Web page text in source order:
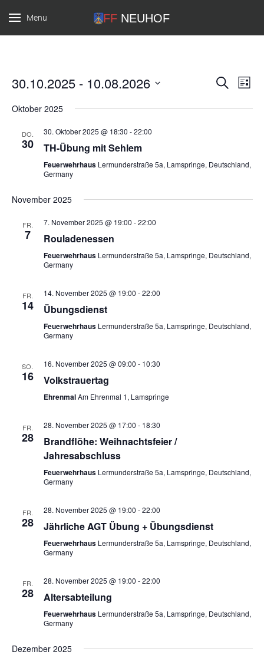
Menu
Suche
Suche
Liste
30.10.2025 - 10.08.2026
wählen.
Oktober 2025
DO.
30
30. Oktober 2025 @ 18:30 -22:00
TH-Übung mit Sehlem
Feuerwehrhaus Lermunderstraße 5a, Lamspringe, Deutschland,
Germany
November 2025
FR.
7
7. November 2025 @ 19:00 -22:00
Rouladenessen
Feuerwehrhaus Lermunderstraße 5a, Lamspringe, Deutschland,
Germany
FR.
14
14. November 2025 @ 19:00 -22:00
Übungsdienst
Feuerwehrhaus Lermunderstraße 5a, Lamspringe, Deutschland,
Germany
SO.
16
16. November 2025 @ 09:00 - 10:30
Volkstrauertag
EhrenmalAm Ehrenmal 1, Lamspringe
FR.
28
28. November 2025 @ 17:00 - 18:30
Brandflöhe: Weihnachtsfeier /
Jahresabschluss
Feuerwehrhaus Lermunderstraße 5a, Lamspringe, Deutschland,
Germany
FR.
28
28. November 2025 @ 19:00 -22:00
Jährliche AGT Übung + Übungsdienst
Feuerwehrhaus Lermunderstraße 5a, Lamspringe, Deutschland,
Germany
FR.
28
28. November 2025 @ 19:00 -22:00
Altersabteilung
Feuerwehrhaus Lermunderstraße 5a, Lamspringe, Deutschland,
Germany
Dezember 2025